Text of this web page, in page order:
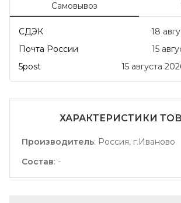
Самовывоз
СДЭК 18
Почта России
15
5post
15 августа
ХАРАКТЕРИСТИКИ
Производитель: Россия, г.Иваново
Состав: -